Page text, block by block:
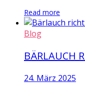
Read more
Blog
BÄRLAUCH
24. März 2025